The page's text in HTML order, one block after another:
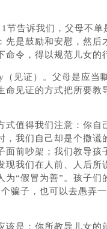
节告诉我们，父母不
先是鼓励和安慰，然
令，得以规范儿女的
见证）。父母是应当
命见证的方式把所要
式值得我们注意：你自
，我们自己却是个撒谎
面前吵架；我们教导
现我们在人前、人后
为“假冒为善”。孩子
骗子，也可以去愚弄
该是：你所教导儿女